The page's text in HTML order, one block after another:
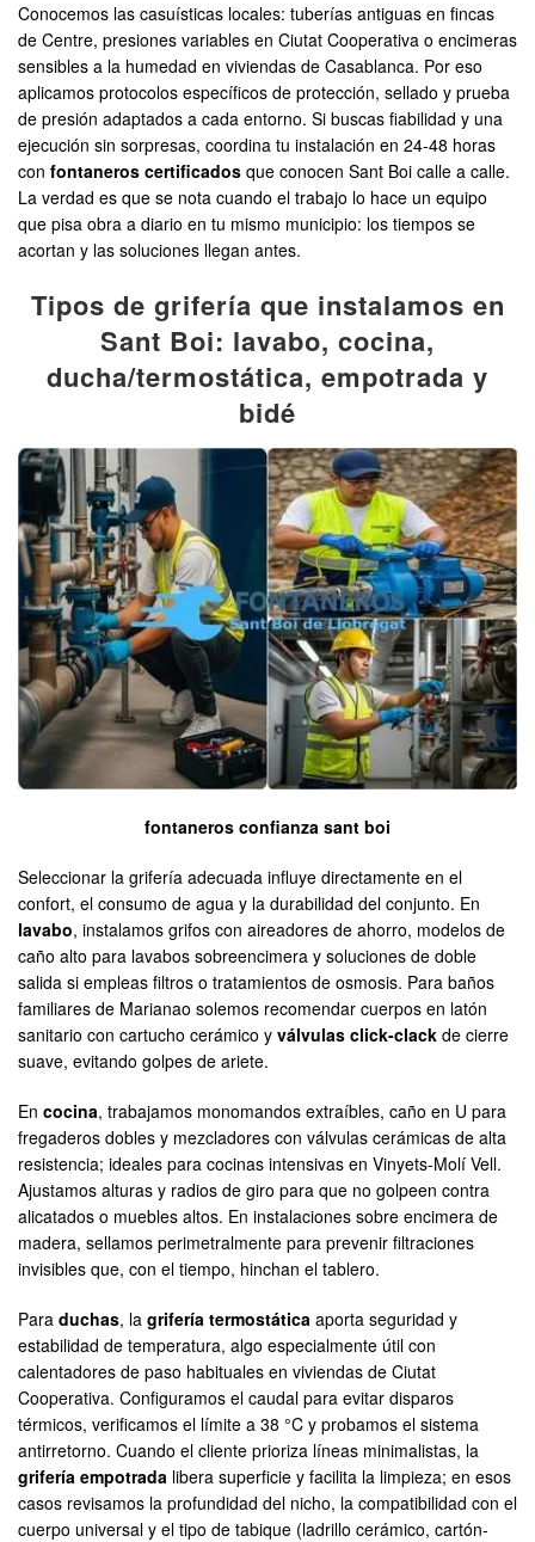
Conocemos las casuísticas locales: tuberías antiguas en fincas
de Centre, presiones variables en Ciutat Cooperativa o encimeras
sensibles a la humedad en viviendas de Casablanca. Por eso
aplicamos protocolos específicos de protección, sellado y prueba
de presión adaptados a cada entorno. Si buscas fiabilidad y una
ejecución sin sorpresas, coordina tu instalación en 24-48 horas
con fontaneros certificados que conocen Sant Boi calle a calle.
La verdad es que se nota cuando el trabajo lo hace un equipo
que pisa obra a diario en tu mismo municipio: los tiempos se
acortan y las soluciones llegan antes.
Tipos de grifería que instalamos en
Sant Boi: lavabo, cocina,
ducha/termostática, empotrada y
bidé
fontaneros confianza sant boi
Seleccionar la grifería adecuada influye directamente en el
confort, el consumo de agua y la durabilidad del conjunto. En
lavabo, instalamos grifos con aireadores de ahorro, modelos de
caño alto para lavabos sobreencimera y soluciones de doble
salida si empleas filtros o tratamientos de osmosis. Para baños
familiares de Marianao solemos recomendar cuerpos en latón
sanitario con cartucho cerámico y válvulas click-clack de cierre
suave, evitando golpes de ariete.
En cocina, trabajamos monomandos extraíbles, caño en U para
fregaderos dobles y mezcladores con válvulas cerámicas de alta
resistencia; ideales para cocinas intensivas en Vinyets-Molí Vell.
Ajustamos alturas y radios de giro para que no golpeen contra
alicatados o muebles altos. En instalaciones sobre encimera de
madera, sellamos perimetralmente para prevenir filtraciones
invisibles que, con el tiempo, hinchan el tablero.
Para duchas, la grifería termostática aporta seguridad y
estabilidad de temperatura, algo especialmente útil con
calentadores de paso habituales en viviendas de Ciutat
Cooperativa. Configuramos el caudal para evitar disparos
térmicos, verificamos el límite a 38 °C y probamos el sistema
antirretorno. Cuando el cliente prioriza líneas minimalistas, la
grifería empotrada libera superficie y facilita la limpieza; en esos
casos revisamos la profundidad del nicho, la compatibilidad con el
cuerpo universal y el tipo de tabique (ladrillo cerámico, cartón-